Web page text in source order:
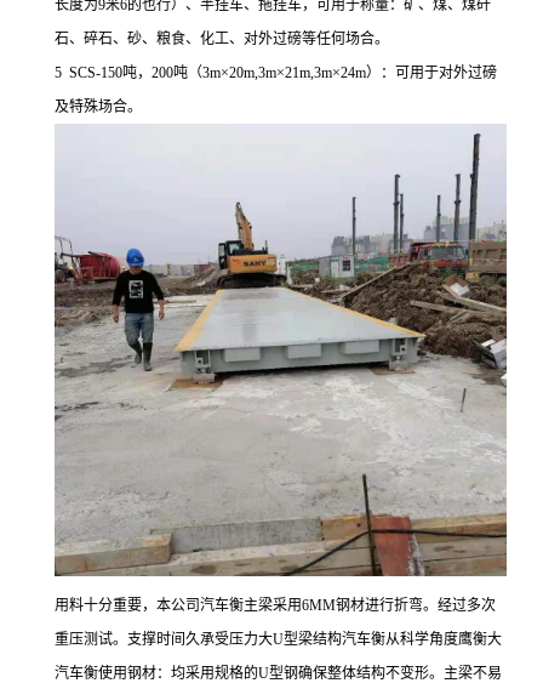
长度为9米6的也行）、半挂车、拖挂车，可用于称量：矿、煤、煤矸
石、碎石、砂、粮食、化工、对外过磅等任何场合。
5 SCS-150吨，200吨（3m×20m,3m×21m,3m×24m）：可用于对外过磅
及特殊场合。
用料十分重要，本公司汽车衡主梁采用6MM钢材进行折弯。经过多次
重压测试。支撑时间久承受压力大U型梁结构汽车衡从科学角度鹰衡大
汽车衡使用钢材：均采用规格的U型钢确保整体结构不变形。主梁不易